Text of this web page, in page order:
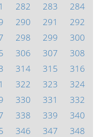
282 283
284
290 291
292
298 299
300
306 307
308
314 315
316
322 323
324
330 331
332
338 339
340
346 347
348